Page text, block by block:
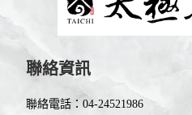
聯絡資訊
聯絡電話：04-24521986